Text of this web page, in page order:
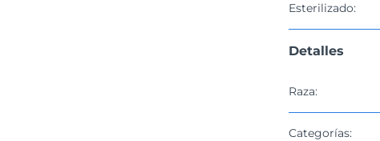
Esterilizado:
Detalles
Raza:
Categorías: